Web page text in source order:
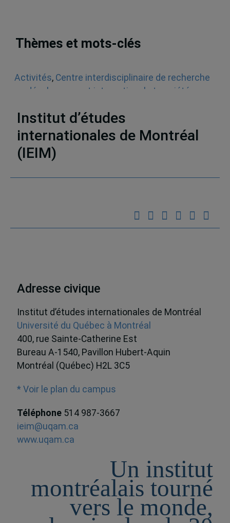
Thèmes et mots-clés
Activités, Centre interdisciplinaire de recherche
en développement international et société
Institut d’études
internationales de Montréal
(IEIM)
Adresse civique
Institut d’études internationales de Montréal
Université du Québec à Montréal
400, rue Sainte-Catherine Est
Bureau A-1540, Pavillon Hubert-Aquin
Montréal (Québec) H2L 3C5
* Voir le plan du campus
Téléphone 514 987-3667
ieim@uqam.ca
www.uqam.ca
Un institut
montréalais tourné
vers le monde,